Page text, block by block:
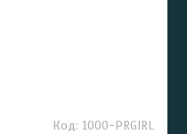
1000-PRGIRL